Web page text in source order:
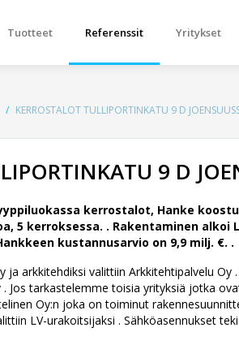
Tuotteet Referenssit Yritykset
KERROSTALOT TULLIPORTINKATU 9 D
9 D
kerrostalot, Hanke
5 kerroksessa. . Rakentaminen alkoi
kustannusarvio on 9,9 milj. €. .
ja arkkitehdiksi valittiin Arkkitehtipalvelu Oy .
. Jos tarkastelemme toisia yrityksiä jotka
Oy:n joka on toiminut
LV-urakoitsijaksi . Sähköasennukset